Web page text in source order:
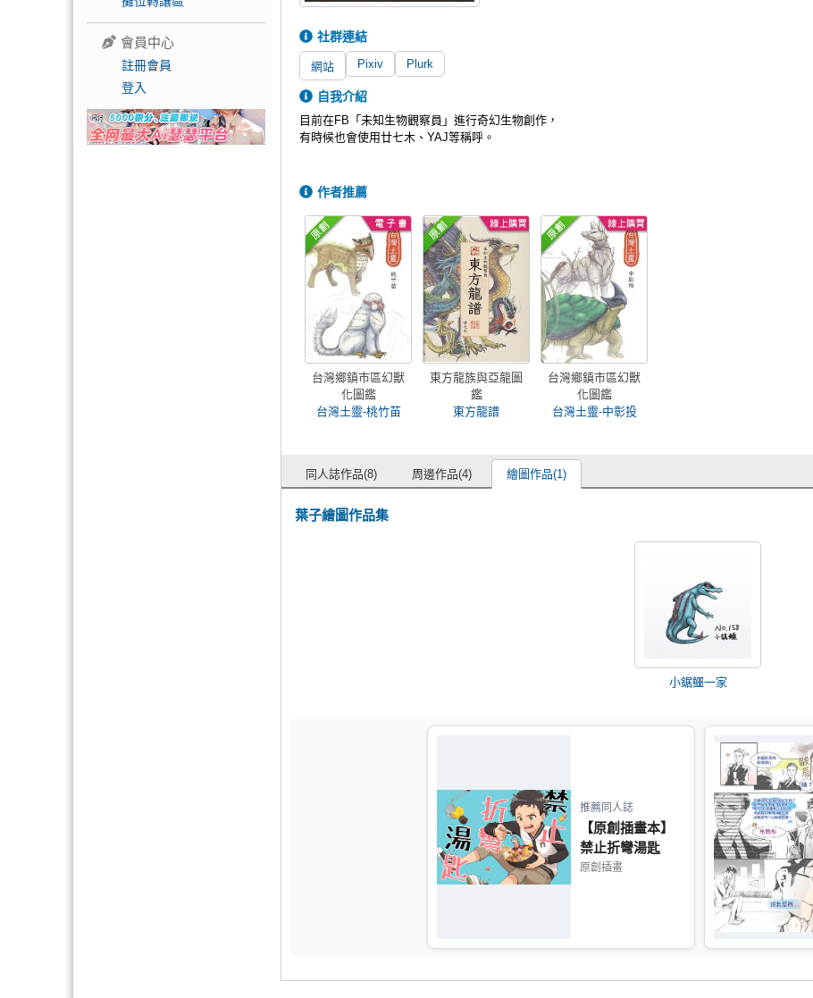
會員中心
註冊會員
登入
社群連結
網站 Pixiv Plurk
自我介紹
目前在FB「未知生物觀察員」進行奇幻生物創作，
有時候也會使用廿七木、YAJ等稱呼。
作者推薦
台灣鄉鎮市區幻獸
化圖鑑
台灣土靈-桃竹苗
東方龍族與亞龍圖
鑑
東方龍譜
台灣鄉鎮市區幻獸
化圖鑑
台灣土靈-中彰投
同人誌作品(8) 周邊作品(4) 繪圖作品(1)
葉子繪圖作品集
小鋸鱷一家
推薦同人誌
【原創插畫本】
禁止折彎湯匙
原創插畫